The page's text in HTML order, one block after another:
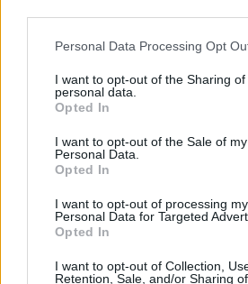
Please note that this website/app
not limited to your visit or usage
grant or deny consent to Google and
use your data for below specified
consent section.
Personal Data Processing Opt
I want to opt-out of the Sharing of
personal data.
Opted In
I want to opt-out of the Sale of my
Personal Data.
Opted In
I want to opt-out of processing my
Personal Data for Targeted
Opted In
I want to opt-out of Collection,
Retention, Sale, and/or Sharing
karácsonyi hagyományait is
MEGOSZTÁS